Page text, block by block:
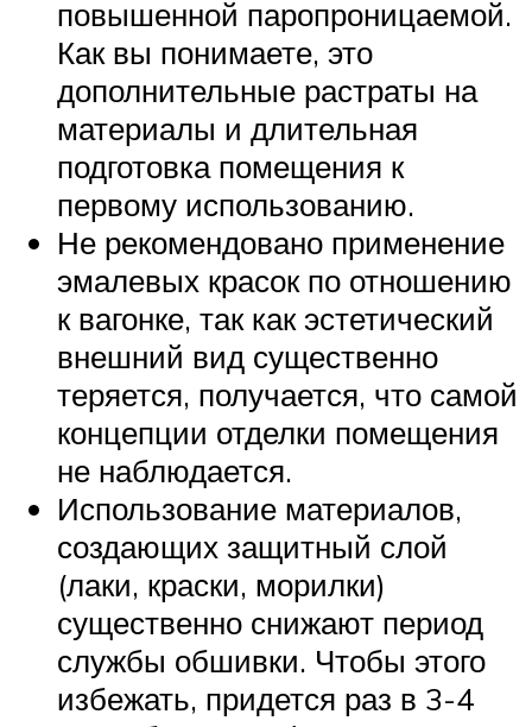
повышенной паропроницаемой.
Как вы понимаете, это
дополнительные растраты на
материалы и длительная
подготовка помещения к
первому использованию.
Не рекомендовано применение
эмалевых красок по отношению
к вагонке, так как эстетический
внешний вид существенно
теряется, получается, что самой
концепции отделки помещения
не наблюдается.
Использование материалов,
создающих защитный слой
(лаки, краски, морилки)
существенно снижают период
службы обшивки. Чтобы этого
избежать, придется раз в 3-4